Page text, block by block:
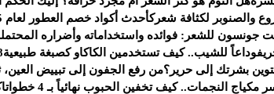
والصنوبر لكثافة شعرك
جونسون للشعر: فوائده واستخداماته وأضراره
وداعاً للشيب.. كيف تستخدمين الكاكاو كصبغة طبيعية
بشرتك إلى حرير؟من رفع الجفون إلى تبييض العين،
مكياج النجمات.. كيف تخفين الحبوب نهائياً بـ 4 خطوات